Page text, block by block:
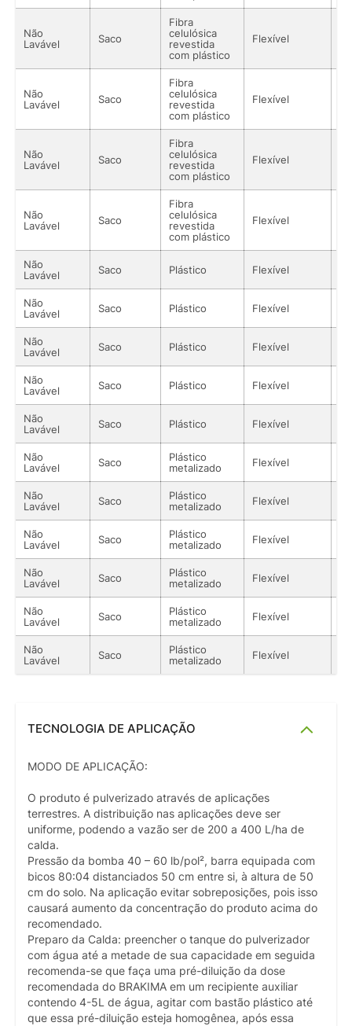
Não
Lavável
Saco
Fibra
celulósica
revestida
com plástico
Flexível
Não
Lavável
Saco
Fibra
celulósica
revestida
com plástico
Flexível
Não
Lavável
Saco
Fibra
celulósica
revestida
com plástico
Flexível
Não
Lavável
Saco
Fibra
celulósica
revestida
com plástico
Flexível
Não
Lavável
Saco Plástico Flexível
Não
Lavável
Saco Plástico Flexível
Não
Lavável
Saco Plástico Flexível
Não
Lavável
Saco Plástico Flexível
Não
Lavável
Saco Plástico Flexível
Não
Lavável
Saco
Plástico
metalizado
Flexível
Não
Lavável
Saco
Plástico
metalizado
Flexível
Não
Lavável
Saco
Plástico
metalizado
Flexível
Não
Lavável
Saco
Plástico
metalizado
Flexível
Não
Lavável
Saco
Plástico
metalizado
Flexível
Não
Lavável
Saco
Plástico
metalizado
Flexível
TECNOLOGIA DE APLICAÇÃO
MODO DE APLICAÇÃO:
O produto é pulverizado através de aplicações
terrestres. A distribuição nas aplicações deve ser
uniforme, podendo a vazão ser de 200 a 400 L/ha de
calda.
Pressão da bomba 40 – 60 lb/pol², barra equipada com
bicos 80:04 distanciados 50 cm entre si, à altura de 50
cm do solo. Na aplicação evitar sobreposições, pois isso
causará aumento da concentração do produto acima do
recomendado.
Preparo da Calda: preencher o tanque do pulverizador
com água até a metade de sua capacidade em seguida
recomenda-se que faça uma pré-diluição da dose
recomendada do BRAKIMA em um recipiente auxiliar
contendo 4-5L de água, agitar com bastão plástico até
que essa pré-diluição esteja homogênea, após essa